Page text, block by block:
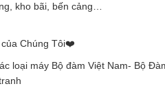
kho bãi, bến cảng…
Chúng Tôi❤️️
loại máy Bộ đàm Việt Nam- Bộ